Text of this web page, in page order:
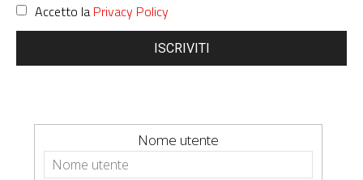
Accetto la Privacy Policy
ISCRIVITI
Nome utente